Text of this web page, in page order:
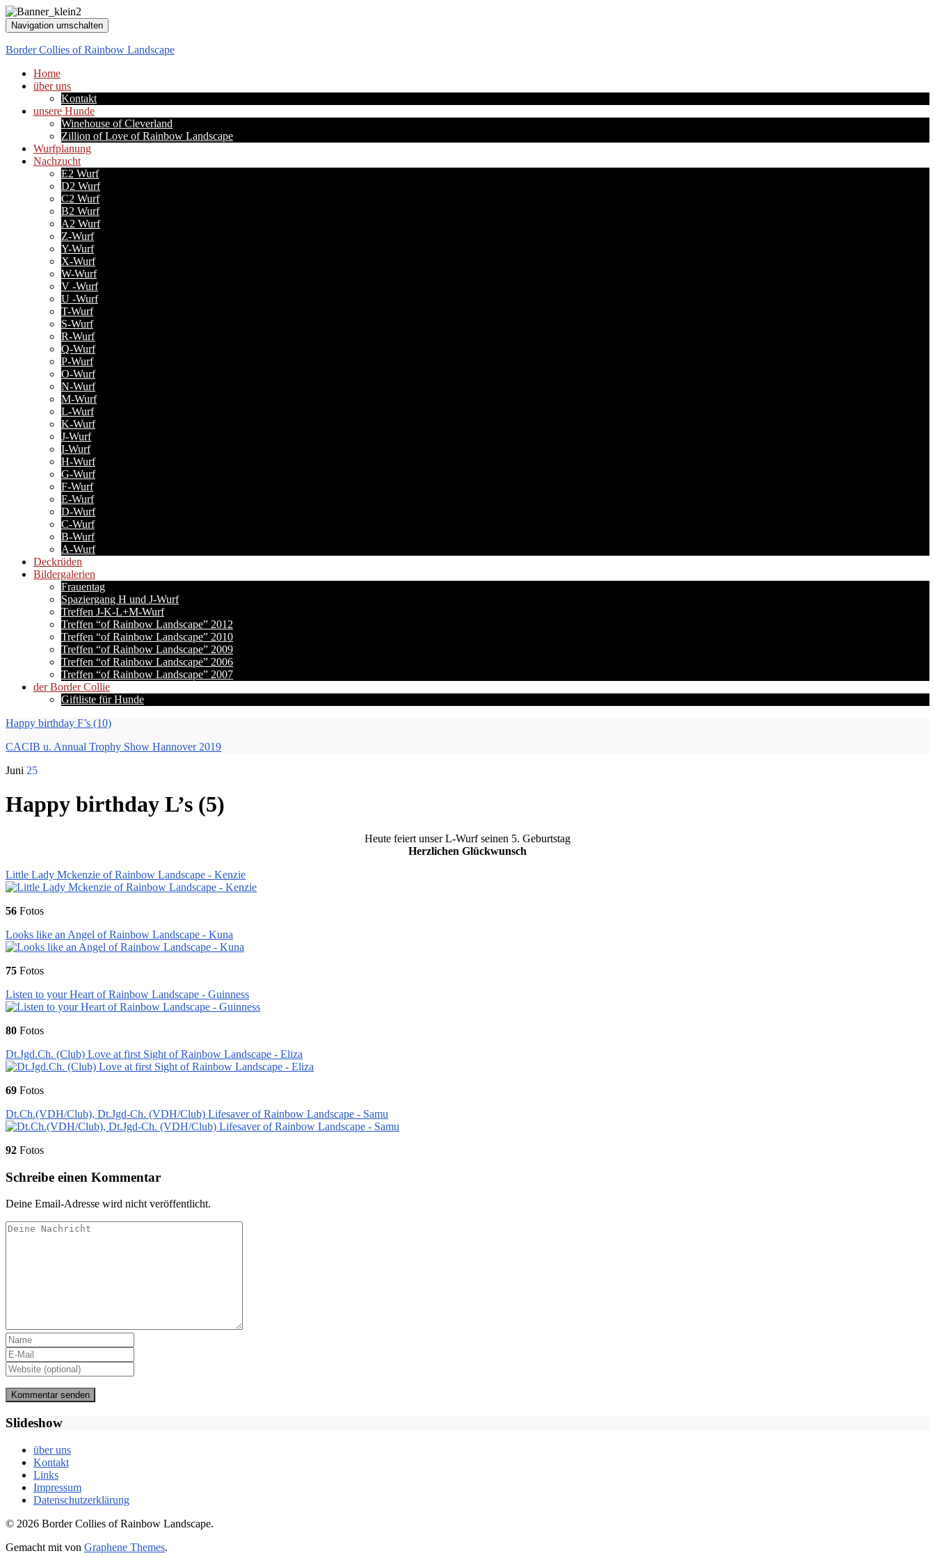
Navigation umschalten
Border Collies of Rainbow Landscape
Home
über uns
Kontakt
unsere Hunde
Winehouse of Cleverland
Zillion of Love of Rainbow Landscape
Wurfplanung
Nachzucht
E2 Wurf
D2 Wurf
C2 Wurf
B2 Wurf
A2 Wurf
Z-Wurf
Y-Wurf
X-Wurf
W-Wurf
V -Wurf
U -Wurf
T-Wurf
S-Wurf
R-Wurf
Q-Wurf
P-Wurf
O-Wurf
N-Wurf
M-Wurf
L-Wurf
K-Wurf
J-Wurf
I-Wurf
H-Wurf
G-Wurf
F-Wurf
E-Wurf
D-Wurf
C-Wurf
B-Wurf
A-Wurf
Deckrüden
Bildergalerien
Frauentag
Spaziergang H und J-Wurf
Treffen J-K-L+M-Wurf
Treffen “of Rainbow Landscape” 2012
Treffen “of Rainbow Landscape” 2010
Treffen “of Rainbow Landscape” 2009
Treffen “of Rainbow Landscape” 2006
Treffen “of Rainbow Landscape” 2007
der Border Collie
Giftliste für Hunde
Happy birthday F’s (10)
CACIB u. Annual Trophy Show Hannover 2019
Juni 25
Happy birthday L’s (5)
Heute feiert unser L-Wurf seinen 5. Geburtstag
Herzlichen Glückwunsch
Little Lady Mckenzie of Rainbow Landscape - Kenzie
56 Fotos
Looks like an Angel of Rainbow Landscape - Kuna
75 Fotos
Listen to your Heart of Rainbow Landscape - Guinness
80 Fotos
Dt.Jgd.Ch. (Club) Love at first Sight of Rainbow Landscape - Eliza
69 Fotos
Dt.Ch.(VDH/Club), Dt.Jgd-Ch. (VDH/Club) Lifesaver of Rainbow Landscape - Samu
92 Fotos
Schreibe einen Kommentar
Deine Email-Adresse wird nicht veröffentlicht.
Slideshow
über uns
Kontakt
Links
Impressum
Datenschutzerklärung
© 2026 Border Collies of Rainbow Landscape.
Gemacht mit von Graphene Themes.